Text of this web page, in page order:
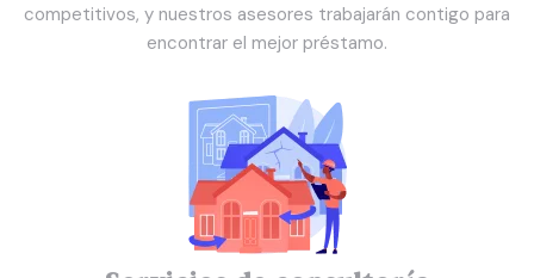
competitivos, y nuestros asesores trabajarán contigo para
encontrar el mejor préstamo.